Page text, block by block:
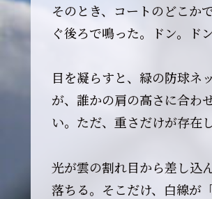
そのとき、コートのどこか
ぐ後ろで鳴った。ドン。ド
目を凝らすと、緑の防球ネ
が、誰かの肩の高さに合わ
い。ただ、重さだけが存在
光が雲の割れ目から差し込
落ちる。そこだけ、白線が